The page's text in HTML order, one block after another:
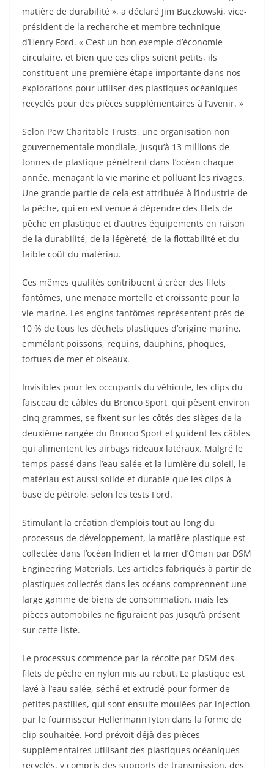
Une grande partie de cela est attribuée à l’industrie de
la pêche, qui en est venue à dépendre des filets de
pêche en plastique et d’autres équipements en raison
de la durabilité, de la légèreté, de la flottabilité et du
faible coût du matériau.
Ces mêmes qualités contribuent à créer des filets
vie marine. Les engins fantômes représentent près de
10 % de tous les déchets plastiques d’origine marine,
emmêlant poissons, requins, dauphins, phoques,
tortues de mer et oiseaux.
Invisibles pour les occupants du véhicule, les clips du
faisceau de câbles du Bronco Sport, qui pèsent environ
cinq grammes, se fixent sur les côtés des sièges de la
deuxième rangée du Bronco Sport et guident les câbles
temps passé dans l’eau salée et la lumière du soleil, le
matériau est aussi solide et durable que les clips à
base de pétrole, selon les tests Ford.
Stimulant la création d’emplois tout au long du
processus de développement, la matière plastique est
Engineering Materials. Les articles fabriqués à partir de
plastiques collectés dans les océans comprennent une
large gamme de biens de consommation, mais les
pièces automobiles ne figuraient pas jusqu’à présent
sur cette liste.
Le processus commence par la récolte par DSM des
filets de pêche en nylon mis au rebut. Le plastique est
petites pastilles, qui sont ensuite moulées par injection
par le fournisseur HellermannTyton dans la forme de
clip souhaitée. Ford prévoit déjà des pièces
supplémentaires utilisant des plastiques océaniques
recyclés, y compris des supports de transmission, des
blindages métalliques et des longerons de plancher –
toutes les pièces fixes avec des exigences de résistance
et de durabilité que le matériau peut satisfaire ou
« En tant que leader mondial de l’innovation dans la
gestion des câbles, HellermannTyton s’efforce de
trouver des moyens respectueux de l’environnement
pour ouvrir la voie à un avenir plus durable », a déclaré
Anisia Peterman, responsable des produits
automobiles chez HellermannTyton. « Des
développements comme celui-ci ne sont pas faciles,